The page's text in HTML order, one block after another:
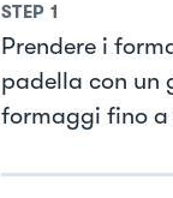
STEP 1
Prendere i
padella con un
formaggi fino a